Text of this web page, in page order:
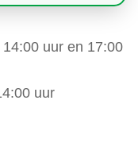
uur en 17:00
uur